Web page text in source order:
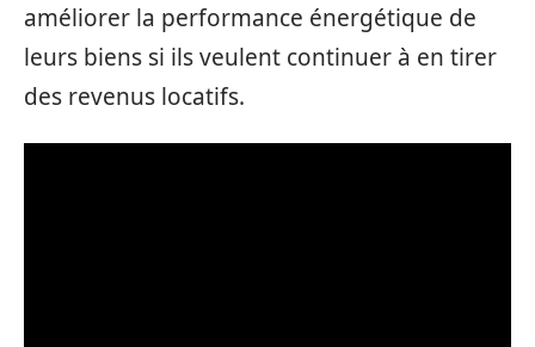
améliorer la performance énergétique de
leurs biens si ils veulent continuer à en tirer
des revenus locatifs.